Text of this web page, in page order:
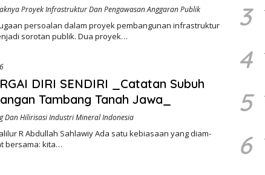
Proyek Infrastruktur Dan Pengawasan Anggaran Publik
persoalan dalam proyek pembangunan infrastruktur
sorotan publik. Dua proyek…
DIRI SENDIRI _Catatan Subuh
Tambang Tanah Jawa_
Dan Hilirisasi Industri Mineral Indonesia
R Abdullah Sahlawiy Ada satu kebiasaan yang diam-
bersama: kita…
3
4
5
6